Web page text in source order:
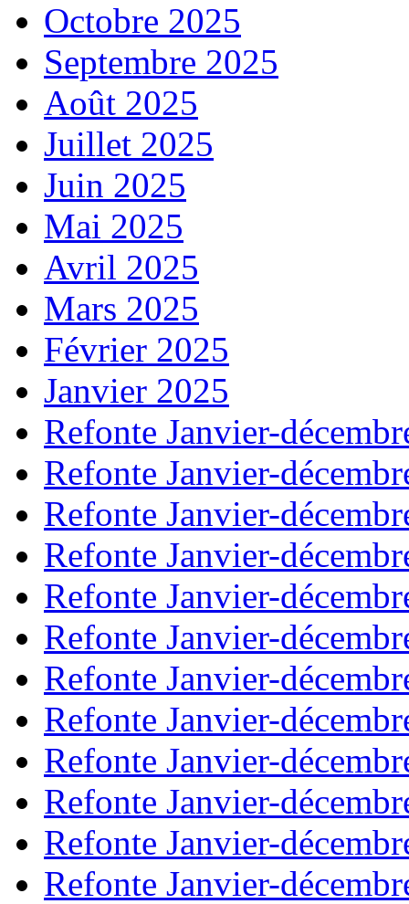
Octobre 2025
Septembre 2025
Août 2025
Juillet 2025
Juin 2025
Mai 2025
Avril 2025
Mars 2025
Février 2025
Janvier 2025
Refonte Janvier-
Refonte Janvier-
Refonte Janvier-
Refonte Janvier-
Refonte Janvier-
Refonte Janvier-
Refonte Janvier-
Refonte Janvier-
Refonte Janvier-
Refonte Janvier-
Refonte Janvier-
Refonte Janvier-